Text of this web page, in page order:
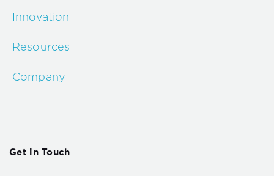
Innovation
Resources
Company
Get in Touch